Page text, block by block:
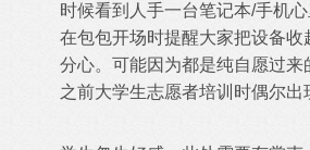
时候看到人手一台笔记本/手机
在包包开场时提醒大家把设备收
分心。可能因为都是纯自愿过来
之前大学生志愿者培训时偶尔